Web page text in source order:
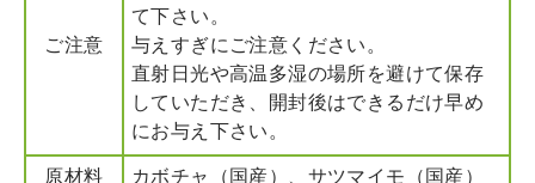
ご注意
て下さい。
与えすぎにご注意ください。
直射日光や高温多湿の場所を避けて保存
していただき、開封後はできるだけ早め
にお与え下さい。
原材料 カボチャ（国産）、サツマイモ（国産）